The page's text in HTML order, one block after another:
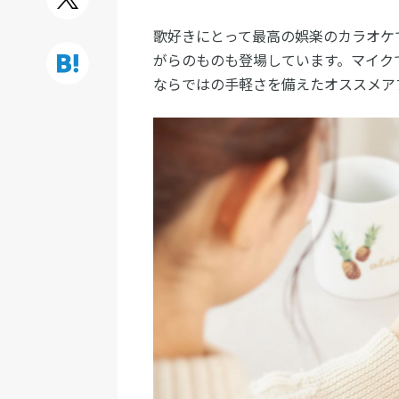
歌好きにとって最高の娯楽のカラオ
がらのものも登場しています。マイ
ならではの手軽さを備えたオススメ